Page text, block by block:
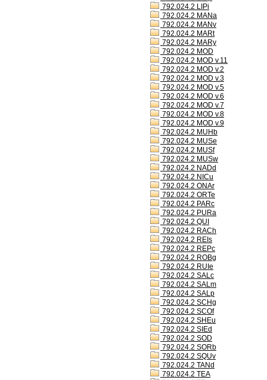
792.024.2 LIPi
792.024.2 MANa
792.024.2 MANv
792.024.2 MARt
792.024.2 MARy
792.024.2 MOD
792.024.2 MOD v.11
792.024.2 MOD v.2
792.024.2 MOD v.3
792.024.2 MOD v.5
792.024.2 MOD v.6
792.024.2 MOD v.7
792.024.2 MOD v.8
792.024.2 MOD v.9
792.024.2 MUHb
792.024.2 MUSe
792.024.2 MUSf
792.024.2 MUSw
792.024.2 NADd
792.024.2 NICu
792.024.2 ONAr
792.024.2 ORTe
792.024.2 PARc
792.024.2 PURa
792.024.2 QUI
792.024.2 RACh
792.024.2 REIs
792.024.2 REPc
792.024.2 ROBg
792.024.2 RUIe
792.024.2 SALc
792.024.2 SALm
792.024.2 SALp
792.024.2 SCHg
792.024.2 SCOf
792.024.2 SHEu
792.024.2 SIEd
792.024.2 SOD
792.024.2 SORb
792.024.2 SQUv
792.024.2 TANd
792.024.2 TEA